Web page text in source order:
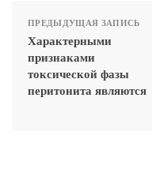
ПРЕДЫДУЩАЯ ЗАПИСЬ
Характерными
признаками
токсической фазы
перитонита являются